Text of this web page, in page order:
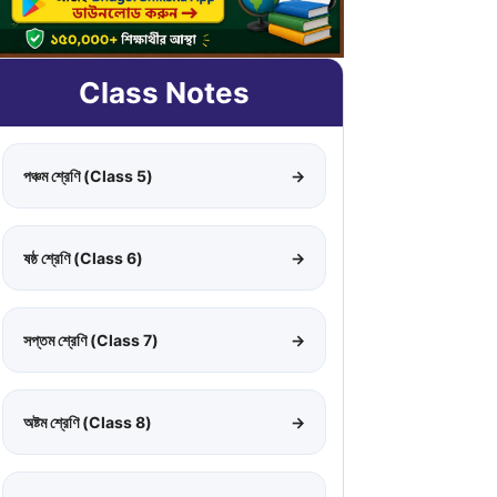
Class Notes
পঞ্চম শ্রেণি (Class 5) →
ষষ্ঠ শ্রেণি (Class 6) →
সপ্তম শ্রেণি (Class 7) →
অষ্টম শ্রেণি (Class 8) →